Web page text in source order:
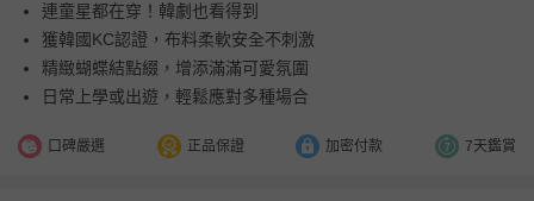
連童星都在穿！韓劇也看得到
獲韓國KC認證，布料柔軟安全不刺激
精緻蝴蝶結點綴，增添滿滿可愛氛圍
日常上學或出遊，輕鬆應對多種場合
口碑嚴選 正品保證 加密付款 7天鑑賞